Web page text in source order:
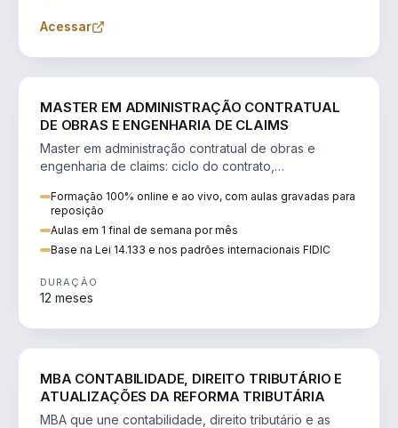
Acessar
MASTER EM ADMINISTRAÇÃO CONTRATUAL
DE OBRAS E ENGENHARIA DE CLAIMS
Master em administração contratual de obras e
engenharia de claims: ciclo do contrato,
Formação 100% online e ao vivo, com aulas gravadas para
reposição
Aulas em 1 final de semana por mês
Base na Lei 14.133 e nos padrões internacionais FIDIC
DURAÇÃO
12 meses
MBA CONTABILIDADE, DIREITO TRIBUTÁRIO E
ATUALIZAÇÕES DA REFORMA TRIBUTÁRIA
MBA que une contabilidade, direito tributário e as